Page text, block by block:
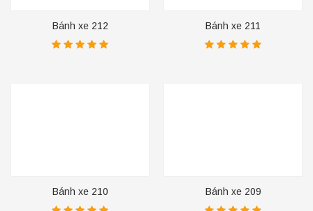
Bánh xe 212 Bánh xe 211
Bánh xe 210 Bánh xe 209